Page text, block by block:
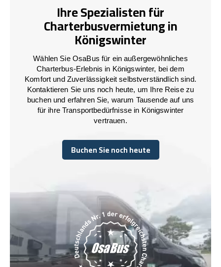
Ihre Spezialisten für
Charterbusvermietung in
Königswinter
Wählen Sie OsaBus für ein außergewöhnliches
Charterbus-Erlebnis in Königswinter, bei dem
Komfort und Zuverlässigkeit selbstverständlich sind.
Kontaktieren Sie uns noch heute, um Ihre Reise zu
buchen und erfahren Sie, warum Tausende auf uns
für ihre Transportbedürfnisse in Königswinter
vertrauen.
Buchen Sie noch heute
Buchen Sie noch heute